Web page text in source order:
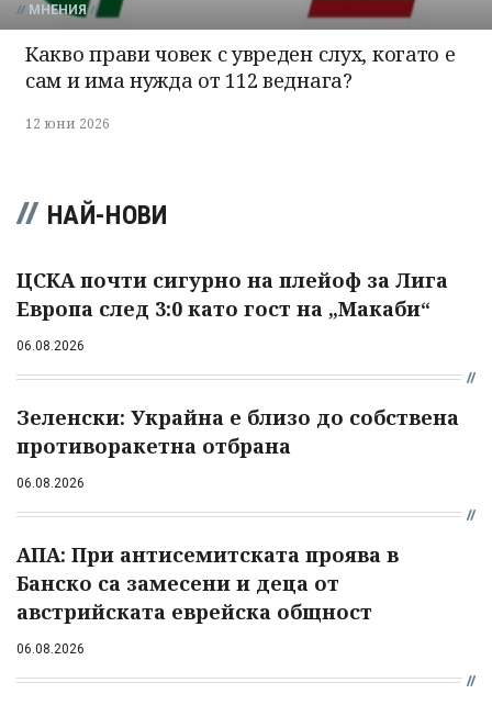
МНЕНИЯ
Какво прави човек с увреден слух, когато е
сам и има нужда от 112 веднага?
12 юни 2026
НАЙ-НОВИ
ЦСКА почти сигурно на плейоф за Лига
Европа след 3:0 като гост на „Макаби“
06.08.2026
Зеленски: Украйна е близо до собствена
противоракетна отбрана
06.08.2026
АПА: При антисемитската проява в
Банско са замесени и деца от
австрийската еврейска общност
06.08.2026